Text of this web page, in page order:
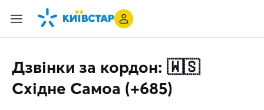
Дзвінки за кордон: 🇼🇸
Східне Самоа (+685)